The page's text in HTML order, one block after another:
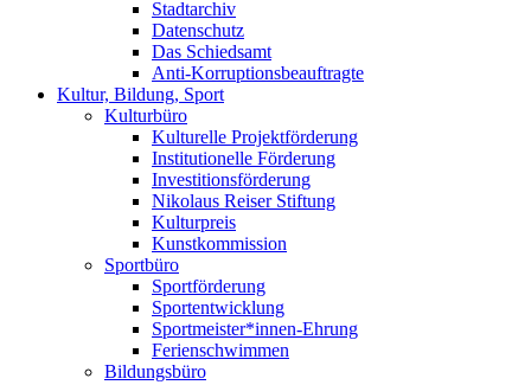
Stadtarchiv
Datenschutz
Das Schiedsamt
Anti-Korruptionsbeauftragte
Kultur, Bildung, Sport
Kulturbüro
Kulturelle Projektförderung
Institutionelle Förderung
Investitionsförderung
Nikolaus Reiser Stiftung
Kulturpreis
Kunstkommission
Sportbüro
Sportförderung
Sportentwicklung
Sportmeister*innen-Ehrung
Ferienschwimmen
Bildungsbüro